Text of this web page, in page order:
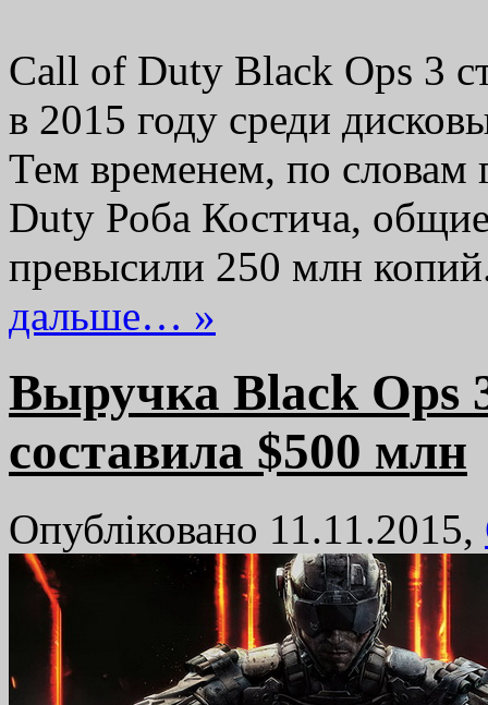
Call of Duty Black Ops 3
в 2015 году среди
Тем временем, по словам
Duty Роба Костича,
превысили 250 млн
дальше… »
Выручка Black Ops
составила $500 млн
Опубліковано 11.11.2015,